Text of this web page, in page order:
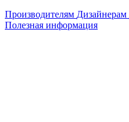
Производителям Дизайнерам
Полезная информация